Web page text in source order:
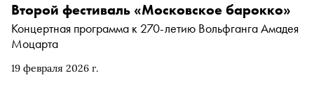
19 февраля 2026 г.
Второй фестиваль «Московское барокко»
Концертная программа к 270-летию Вольфганга Амадея
Моцарта